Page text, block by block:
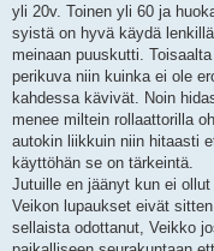
yli 20v. Toinen yli 60 ja
syistä on hyvä käydä
meinaan puuskutti.
perikuva niin kuinka ei ole
kahdessa kävivät. Noin
menee miltein rollaattorilla
autokin liikkuin niin hitaasti
käyttöhän se on tärkeintä.
Jutuille en jäänyt kun ei
Veikon lupaukset eivät
sellaista odottanut, Veikko